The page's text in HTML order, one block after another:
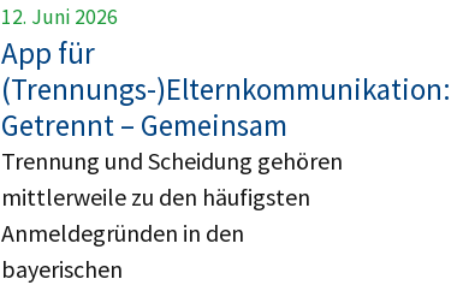
12. Juni 2026
App für
(Trennungs-)Elternkommunikation:
Getrennt – Gemeinsam
Trennung und Scheidung gehören
mittlerweile zu den häufigsten
Anmeldegründen in den
bayerischen